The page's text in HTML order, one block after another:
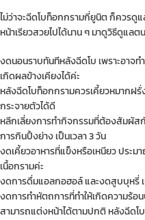
ไม่ว่าจะฉีดโบท็อกกรามกี่ยูนิต ก็ควรดู
หน้าเรียวสวยไปได้นาน ๆ มาดูวิธีดูแลต
งดนอนราบทันทีหลังฉีดโบ เพราะอาจ
เกิดผลข้างเคียงได้ค่ะ
หลังฉีดโบท็อกกรามควรเคี้ยวหมากฝรั่
กระจายตัวได้ดี
หลีกเลี่ยงการทำกิจกรรมที่ต้องสัมผัส
การกินปิ้งย่าง เป็นเวลา 3 วัน
งดเคี้ยวอาหารที่แข็งหรือเหนียว ประ
เนื้อกรามค่ะ
งดการดื่มแอลกอฮอล์ และงดสูบบุหรี่
งดการทำหัตถการที่ทำให้เกิดความร้อ
สามารถแต่งหน้าได้ตามปกติ หลังฉีดโ